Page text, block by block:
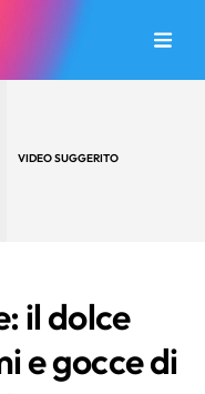
VIDEO SUGGERITO
il dolce
e gocce di